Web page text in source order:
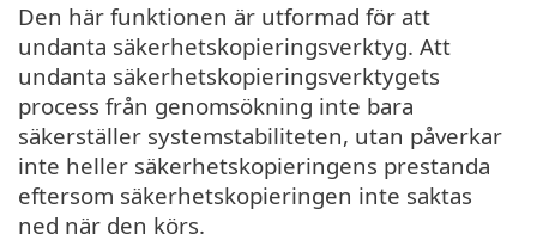
Den här funktionen är utformad för att
undanta säkerhetskopieringsverktyg. Att
undanta säkerhetskopieringsverktygets
process från genomsökning inte bara
säkerställer systemstabiliteten, utan påverkar
inte heller säkerhetskopieringens prestanda
eftersom säkerhetskopieringen inte saktas
ned när den körs.